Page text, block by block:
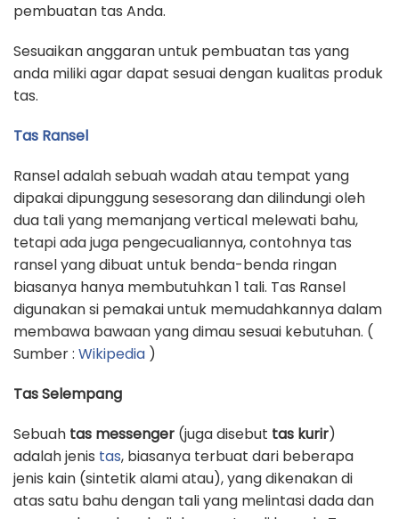
pembuatan tas Anda.
Sesuaikan anggaran untuk pembuatan tas yang
anda miliki agar dapat sesuai dengan kualitas produk
tas.
Tas Ransel
Ransel adalah sebuah wadah atau tempat yang
dipakai dipunggung sesesorang dan dilindungi oleh
dua tali yang memanjang vertical melewati bahu,
tetapi ada juga pengecualiannya, contohnya tas
ransel yang dibuat untuk benda-benda ringan
biasanya hanya membutuhkan 1 tali. Tas Ransel
digunakan si pemakai untuk memudahkannya dalam
membawa bawaan yang dimau sesuai kebutuhan. (
Sumber : Wikipedia )
Tas Selempang
Sebuah tas messenger (juga disebut tas kurir)
adalah jenis tas, biasanya terbuat dari beberapa
jenis kain (sintetik alami atau), yang dikenakan di
atas satu bahu dengan tali yang melintasi dada dan